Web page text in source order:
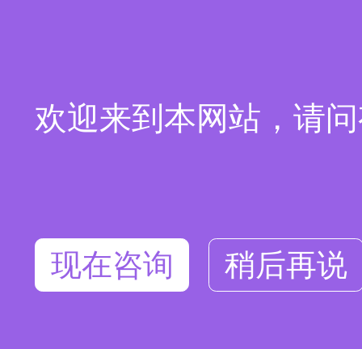
欢迎来到本网站，请
现在咨询 稍后再说